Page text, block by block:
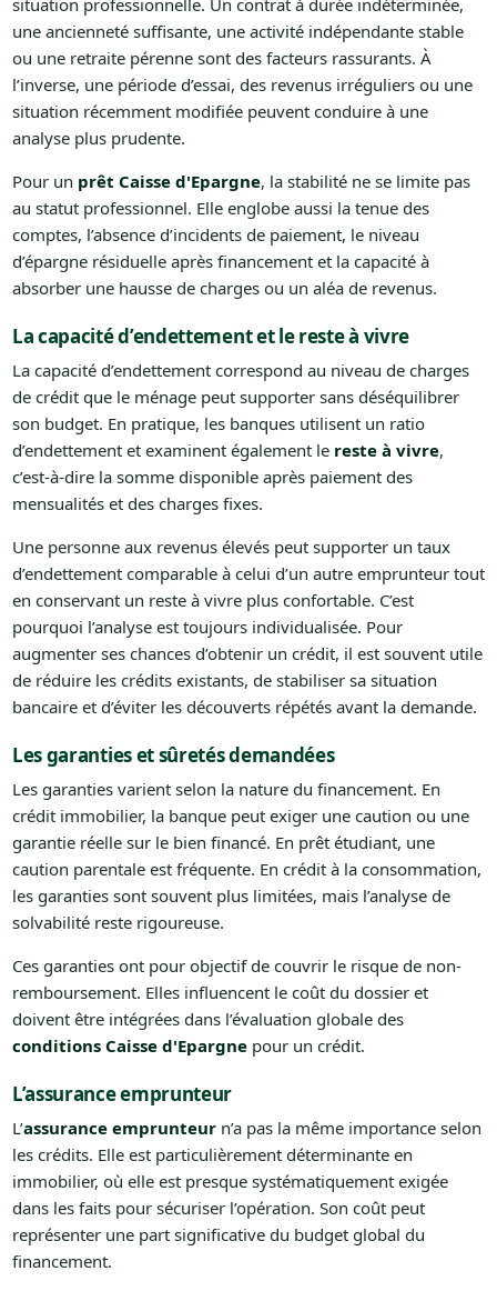
une ancienneté suffisante, une activité indépendante stable
ou une retraite pérenne sont des facteurs rassurants. À
l’inverse, une période d’essai, des revenus irréguliers ou une
situation récemment modifiée peuvent conduire à une
analyse plus prudente.
Pour un prêt Caisse d'Epargne, la stabilité ne se limite pas
au statut professionnel. Elle englobe aussi la tenue des
comptes, l’absence d’incidents de paiement, le niveau
d’épargne résiduelle après financement et la capacité à
absorber une hausse de charges ou un aléa de revenus.
La capacité d’endettement et le reste à vivre
La capacité d’endettement correspond au niveau de charges
de crédit que le ménage peut supporter sans déséquilibrer
son budget. En pratique, les banques utilisent un ratio
d’endettement et examinent également le reste à vivre,
c’est-à-dire la somme disponible après paiement des
mensualités et des charges fixes.
Une personne aux revenus élevés peut supporter un taux
d’endettement comparable à celui d’un autre emprunteur tout
en conservant un reste à vivre plus confortable. C’est
pourquoi l’analyse est toujours individualisée. Pour
augmenter ses chances d’obtenir un crédit, il est souvent utile
de réduire les crédits existants, de stabiliser sa situation
bancaire et d’éviter les découverts répétés avant la demande.
Les garanties et sûretés demandées
Les garanties varient selon la nature du financement. En
crédit immobilier, la banque peut exiger une caution ou une
garantie réelle sur le bien financé. En prêt étudiant, une
caution parentale est fréquente. En crédit à la consommation,
les garanties sont souvent plus limitées, mais l’analyse de
solvabilité reste rigoureuse.
Ces garanties ont pour objectif de couvrir le risque de non-
remboursement. Elles influencent le coût du dossier et
doivent être intégrées dans l’évaluation globale des
conditions Caisse d'Epargnepour un crédit.
L’assurance emprunteur
L’assurance emprunteurn’a pas la même importance selon
les crédits. Elle est particulièrement déterminante en
immobilier, où elle est presque systématiquement exigée
dans les faits pour sécuriser l’opération. Son coût peut
représenter une part significative du budget global du
financement.